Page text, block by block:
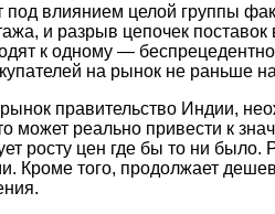
влиянием целой группы
и разрыв цепочек
к одному —
на рынок не раньше
правительство Индии,
может реально привести к
росту цен где бы то ни
того, продолжает